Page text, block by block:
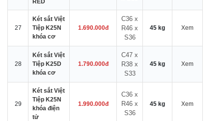
RED
27
Két sắt Việt
Tiệp K25N
khóa cơ
1.690.000đ
C36 x
R46 x
S36
45 kg Xem
28
Két sắt Việt
Tiệp K25D
khóa cơ
1.790.000đ
C47 x
R38 x
S33
45 kg Xem
29
Két sắt Việt
Tiệp K25N
khóa điện
tử
1.990.000đ
C36 x
R46 x
S36
45 kg Xem